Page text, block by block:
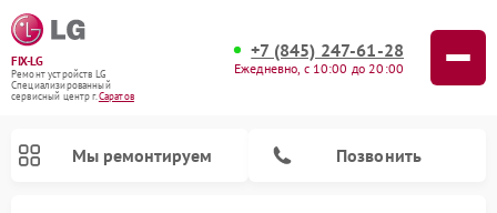
FIX-LG
Ремонт устройств LG
Специализированный
cервисный центр г.Саратов
+7 (845) 247-61-28
Ежедневно, с 10:00 до 20:00
Мы ремонтируем Позвонить